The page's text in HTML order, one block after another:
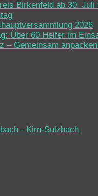
Birkenfeld ab 30. Juli
2026
Über 60 Helfer im
– Gemeinsam
- Kirn-Sulz­bach